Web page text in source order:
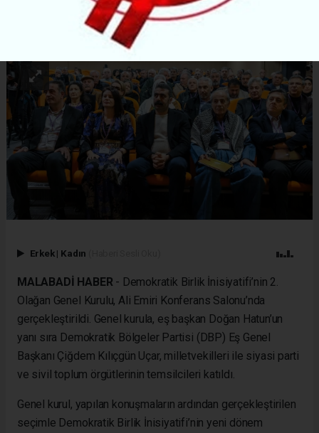
ABONE OL
Erkek | Kadın
MALABADİ HABER - Demokratik Birlik İnisiyatifi’nin 2.
Olağan Genel Kurulu, Ali Emiri Konferans Salonu’nda
gerçekleştirildi. Genel kurula, eş başkan Doğan Hatun’un
yanı sıra Demokratik Bölgeler Partisi (DBP) Eş Genel
Başkanı Çiğdem Kılıçgün Uçar, milletvekilleri ile siyasi parti
ve sivil toplum örgütlerinin temsilcileri katıldı.
Genel kurul, yapılan konuşmaların ardından gerçekleştirilen
seçimle Demokratik Birlik İnisiyatifi’nin yeni dönem